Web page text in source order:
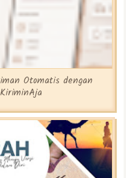
Otomatis dengan